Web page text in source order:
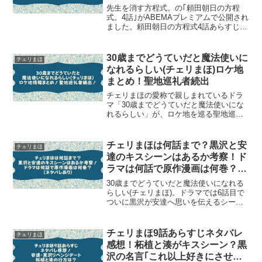
先生を消す方程式。の｢頼田朝日の方程
式。4話｣がABEMAプレミアムで公開され
ました。頼田朝日の方程式4話あらすじ＆
アムで「頼田朝日の方程式。」を見たい
方はこちら頼...
チェリまほ
30歳までどうていだと魔法使いに
なれるらしい(チェリまほ)ロケ地
まとめ！聖地巡礼者続出
チェリまほの愛称で親しまれているドラ
マ「30歳までどうていだと魔法使いにな
れるらしい」が、ロケ地を巡る聖地巡礼
なる方のために、「30歳までどうていだ
と魔法使いになれるら...
チェリまほ
チェリまほは何話まで？黒沢と安
達のキスシーンはあるか考察！ド
ラマは何話で原作漫画は何巻？
(ネタバレあり)
30歳までどうていだと魔法使いになれる
らしい(チェリまほ)。ドラマでは6話目で
ついに黒沢が安達へ思いを伝えるシーン
よいよ中盤に入り、チェリまほの最終回
が何話までかが気...
チェリまほ
チェリまほ9話あらすじネタバレ
感想！柘植と湊がキスシーン？黒
沢の名言｢これ以上好きにさせて